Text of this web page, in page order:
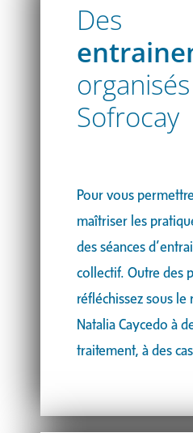
Des
Sofrocay
Pour vous
maîtriser les
des séances
collectif. Outre des
réfléchissez sous le
Natalia Caycedo à
traitement, à des